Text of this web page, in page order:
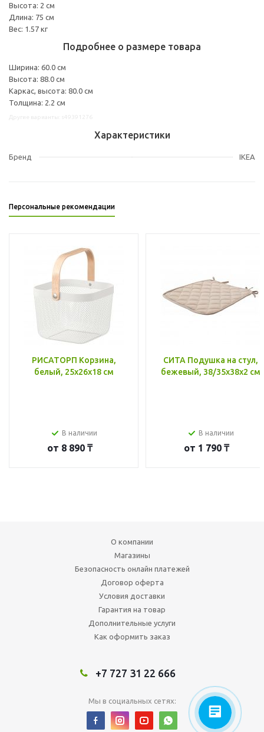
Высота: 2 см
Длина: 75 см
Вес: 1.57 кг
Подробнее о размере товара
Ширина: 60.0 см
Высота: 88.0 см
Каркас, высота: 80.0 см
Толщина: 2.2 см
Характеристики
Бренд IKEA
Персональные рекомендации
РИСАТОРП Корзина,
белый, 25x26x18 см
В наличии
от 8 890 ₸
СИТА Подушка на стул,
бежевый, 38/35x38x2 см
В наличии
от 1 790 ₸
О компании
Магазины
Безопасность онлайн платежей
Договор оферта
Условия доставки
Гарантия на товар
Дополнительные услуги
Как оформить заказ
+7 727 31 22 666
Мы в социальных сетях: